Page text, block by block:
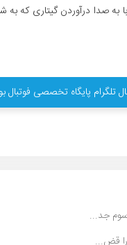
به صدا درآوردن گیتاری که
تلگرام پایگاه تخصصی فوتبال
سوم جد...